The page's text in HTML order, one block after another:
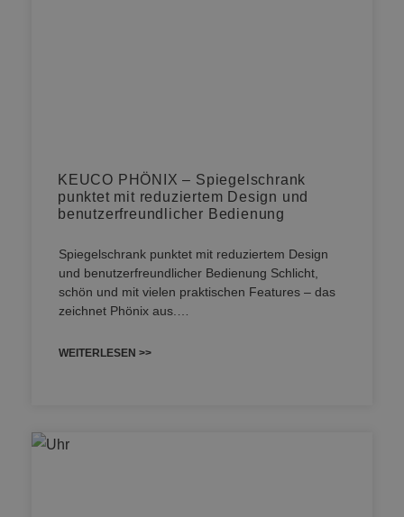
KEUCO PHÖNIX – Spiegelschrank
punktet mit reduziertem Design und
benutzerfreundlicher Bedienung
Spiegelschrank punktet mit reduziertem Design
und benutzerfreundlicher Bedienung Schlicht,
schön und mit vielen praktischen Features – das
zeichnet Phönix aus.…
WEITERLESEN >>